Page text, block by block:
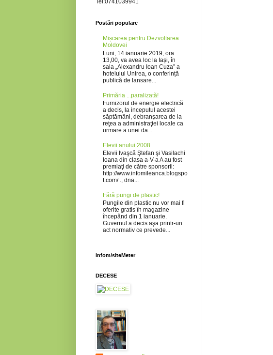
Tel:0741039941
Postări populare
Mișcarea pentru Dezvoltarea
Moldovei
Luni, 14 ianuarie 2019, ora
13,00, va avea loc la Iași, în
sala „Alexandru Ioan Cuza” a
hotelului Unirea, o conferință
publică de lansare...
Primăria ...paralizată!
Furnizorul de energie electrică
a decis, la inceputul acestei
săptămâni, debranşarea de la
reţea a administraţiei locale ca
urmare a unei da...
Elevii anului 2008
Elevii Ivaşcă Ştefan şi Vasilachi
Ioana din clasa a-V-a A au fost
premiaţi de către sponsorii:
http://www.infomileanca.blogspo
t.com/ ., dna...
Fără pungi de plastic!
Pungile din plastic nu vor mai fi
oferite gratis în magazine
începând din 1 ianuarie.
Guvernul a decis aşa printr-un
act normativ ce prevede...
infom/siteMeter
DECESE